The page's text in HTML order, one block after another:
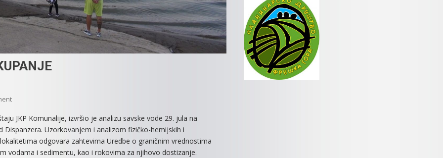
On
VODA
ISPRAVNA
ZA
KUPANJE
JKP Komunalije, izvršio je analizu savske vode 29. jula na
Uzorkovanjem i analizom fizičko-hemijskih i
odgovara zahtevima Uredbe o graničnim vrednostima
vodama i sedimentu, kao i rokovima za njihovo dostizanje.